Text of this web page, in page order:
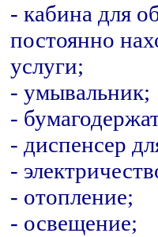
- кабина для
постоянно
услуги;
- умывальник;
-
- диспенсер
-
- отопление;
- освещение;